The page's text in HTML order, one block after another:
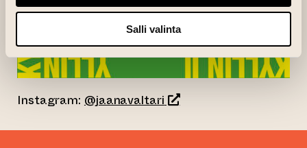
Salli valinta
Instagram: @jaanavaltari(siirtyy toiseen